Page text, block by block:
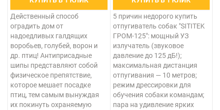
Действенный способ
оградить дом от
надоедливых галдящих
воробьев, голубей, ворон и
др. птиц! Антиприсадные
шипы представляют собой
физическое препятствие,
которое мешает посадке
птиц, тем самым вынуждая
их покинуть охраняемую
5 причин недорого купить
отпугиватель собак "SITITEK
ГРОМ-125": мощный УЗ
излучатель (звуковое
давление до 125 дБ!);
максимальная дистанция
отпугивания — 10 метров;
режим дрессировки для
обучения собаки командам;
пара на удивление ярких